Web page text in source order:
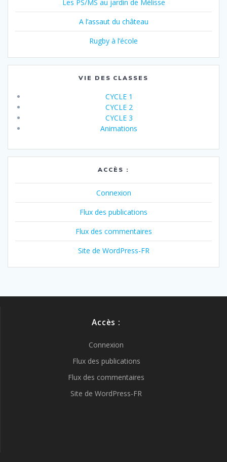
Les PS/MS au jardin de Mélisse
A l’assaut du château
Rugby à l’école
VIE DES CLASSES
CYCLE 1
CYCLE 2
CYCLE 3
Animations
ACCÈS :
Connexion
Flux des publications
Flux des commentaires
Site de WordPress-FR
Accès :
Connexion
Flux des publications
Flux des commentaires
Site de WordPress-FR